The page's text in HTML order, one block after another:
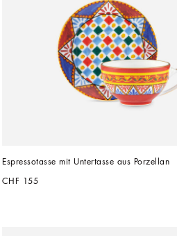
Espressotasse mit Untertasse aus Porzellan
CHF 155